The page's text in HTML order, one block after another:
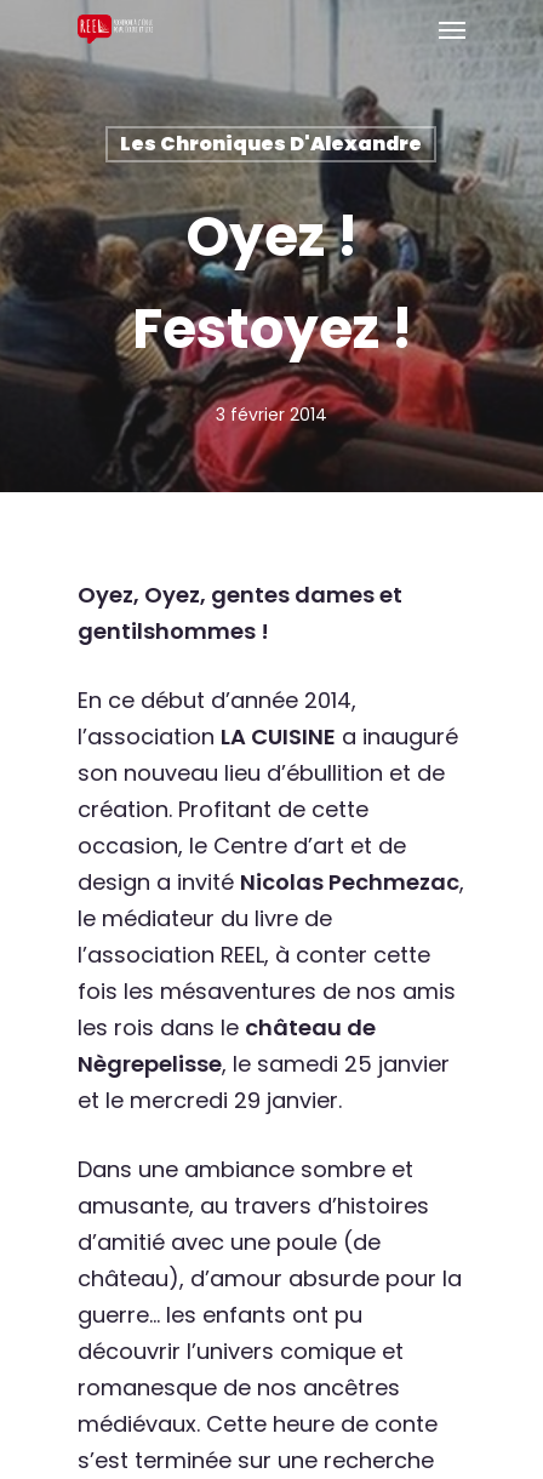
Les Chroniques D'Alexandre
Oyez !
Festoyez !
3 février 2014
Oyez, Oyez, gentes dames et
gentilshommes !
En ce début d’année 2014,
l’association LA CUISINE a inauguré
son nouveau lieu d’ébullition et de
création. Profitant de cette
occasion, le Centre d’art et de
design a invité Nicolas Pechmezac,
le médiateur du livre de
l’association REEL, à conter cette
fois les mésaventures de nos amis
les rois dans le château de
Nègrepelisse, le samedi 25 janvier
et le mercredi 29 janvier.
Dans une ambiance sombre et
amusante, au travers d’histoires
d’amitié avec une poule (de
château), d’amour absurde pour la
guerre… les enfants ont pu
découvrir l’univers comique et
romanesque de nos ancêtres
médiévaux. Cette heure de conte
s’est terminée sur une recherche